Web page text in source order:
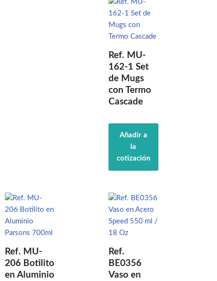
Ref. MU-
162-1 Set
de Mugs
con Termo
Cascade
Añadir a
la
cotización
Ref. MU-
206 Botilito
en Aluminio
Ref.
BE0356
Vaso en